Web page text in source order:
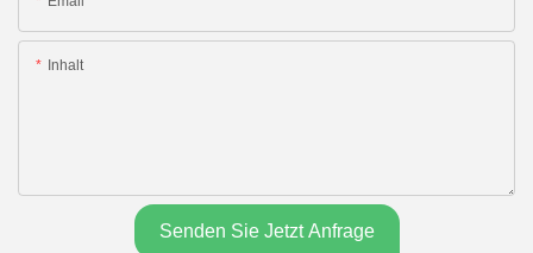
Inhalt
Senden Sie Jetzt Anfrage